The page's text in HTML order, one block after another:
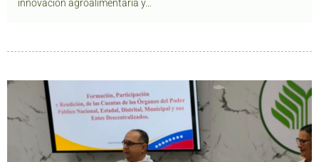
innovación agroalimentaria y…